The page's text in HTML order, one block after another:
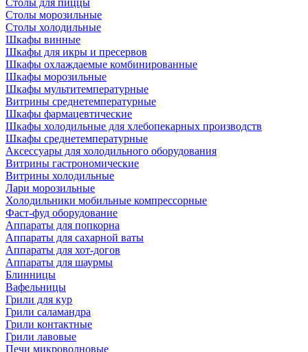
Столы для пиццы
Столы морозильные
Столы холодильные
Шкафы винные
Шкафы для икры и пресервов
Шкафы охлаждаемые комбинированные
Шкафы морозильные
Шкафы мультитемпературные
Витрины среднетемпературные
Шкафы фармацевтические
Шкафы холодильные для хлебопекарных производств
Шкафы среднетемпературные
Аксессуары для холодильного оборудования
Витрины гастрономические
Витрины холодильные
Лари морозильные
Холодильники мобильные компрессорные
Фаст-фуд оборудование
Аппараты для попкорна
Аппараты для сахарной ваты
Аппараты для хот-догов
Аппараты для шаурмы
Блинницы
Вафельницы
Грили для кур
Грили саламандра
Грили контактные
Грили лавовые
Печи микроволновые